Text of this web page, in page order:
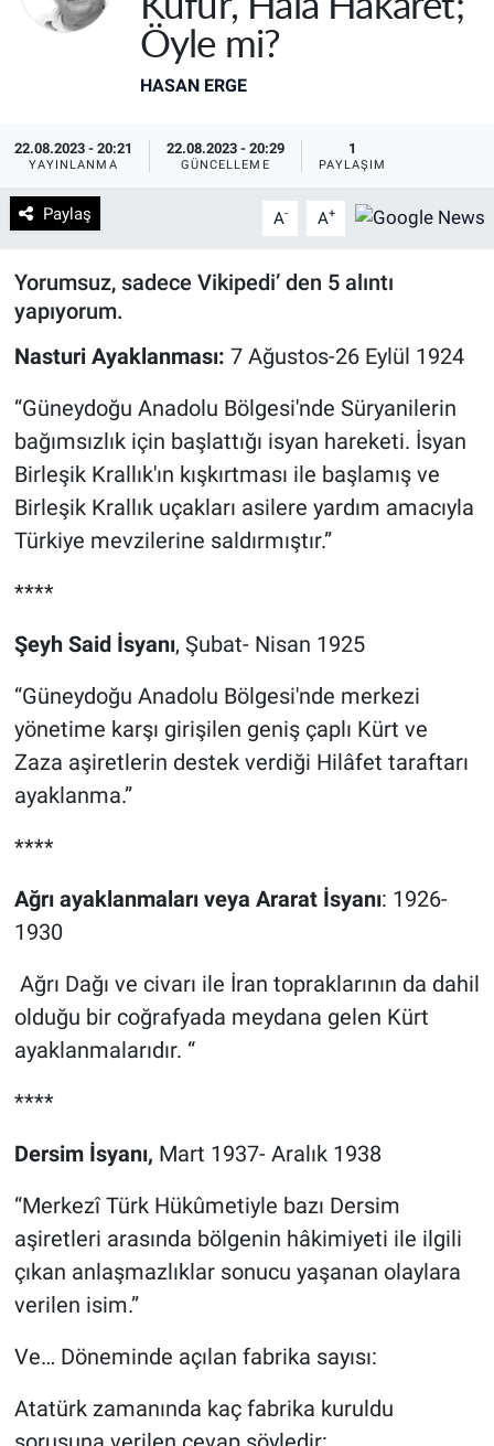
Öyle mi?
HASAN ERGE
22.08.2023 - 20:21
YAYINLANMA
22.08.2023 - 20:29
GÜNCELLEME
1
PAYLAŞIM
Paylaş A- A+
Yorumsuz, sadece Vikipedi’ den 5 alıntı
yapıyorum.
Nasturi Ayaklanması: 7 Ağustos-26 Eylül 1924
“Güneydoğu Anadolu Bölgesi'nde Süryanilerin
bağımsızlık için başlattığı isyan hareketi. İsyan
Birleşik Krallık'ın kışkırtması ile başlamış ve
Birleşik Krallık uçakları asilere yardım amacıyla
Türkiye mevzilerine saldırmıştır.”
****
Şeyh Said İsyanı, Şubat- Nisan 1925
“Güneydoğu Anadolu Bölgesi'nde merkezi
yönetime karşı girişilen geniş çaplı Kürt ve
Zaza aşiretlerin destek verdiği Hilâfet taraftarı
ayaklanma.”
****
Ağrı ayaklanmaları veya Ararat İsyanı: 1926-
1930
Ağrı Dağı ve civarı ile İran topraklarının da dahil
olduğu bir coğrafyada meydana gelen Kürt
ayaklanmalarıdır. “
****
Dersim İsyanı, Mart 1937- Aralık 1938
“Merkezî Türk Hükûmetiyle bazı Dersim
aşiretleri arasında bölgenin hâkimiyeti ile ilgili
çıkan anlaşmazlıklar sonucu yaşanan olaylara
verilen isim.”
Ve… Döneminde açılan fabrika sayısı:
Atatürk zamanında kaç fabrika kuruldu